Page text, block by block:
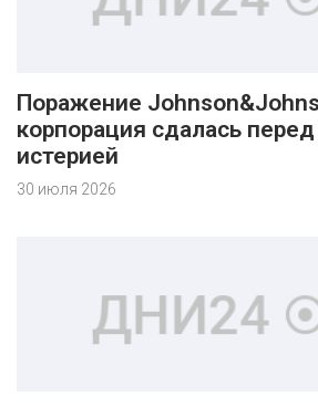
Поражение
корпорация сдалась
истерией
30 июля 2026